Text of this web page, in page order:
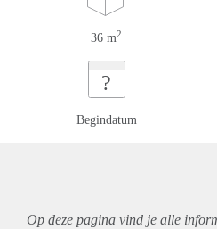
36 m2
?
Begindatum
Op deze pagina vind je alle